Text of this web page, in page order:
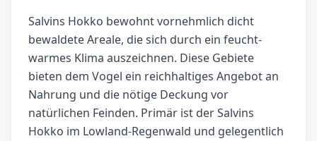
Salvins Hokko bewohnt vornehmlich dicht
bewaldete Areale, die sich durch ein feucht-
warmes Klima auszeichnen. Diese Gebiete
bieten dem Vogel ein reichhaltiges Angebot an
Nahrung und die nötige Deckung vor
natürlichen Feinden. Primär ist der Salvins
Hokko im Lowland-Regenwald und gelegentlich